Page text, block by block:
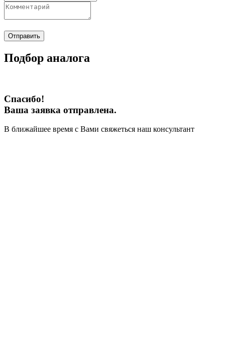
Отправить
Подбор аналога
Спасибо!
Ваша заявка отправлена.
В ближайшее время с Вами свяжеться наш консультант